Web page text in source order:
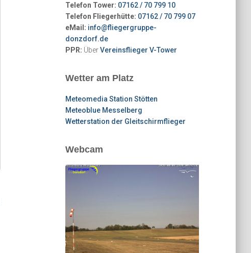
Telefon Tower: 07162 / 70 799 10
Telefon Fliegerhütte: 07162 / 70 799 07
eMail: info@fliegergruppe-
donzdorf.de
PPR: ÜberVereinsflieger V-Tower
Wetter am Platz
Meteomedia Station Stötten
Meteoblue Messelberg
Wetterstation der Gleitschirmflieger
Webcam